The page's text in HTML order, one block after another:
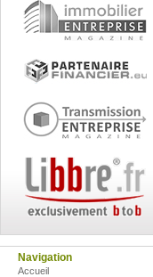
Navigation
Accueil